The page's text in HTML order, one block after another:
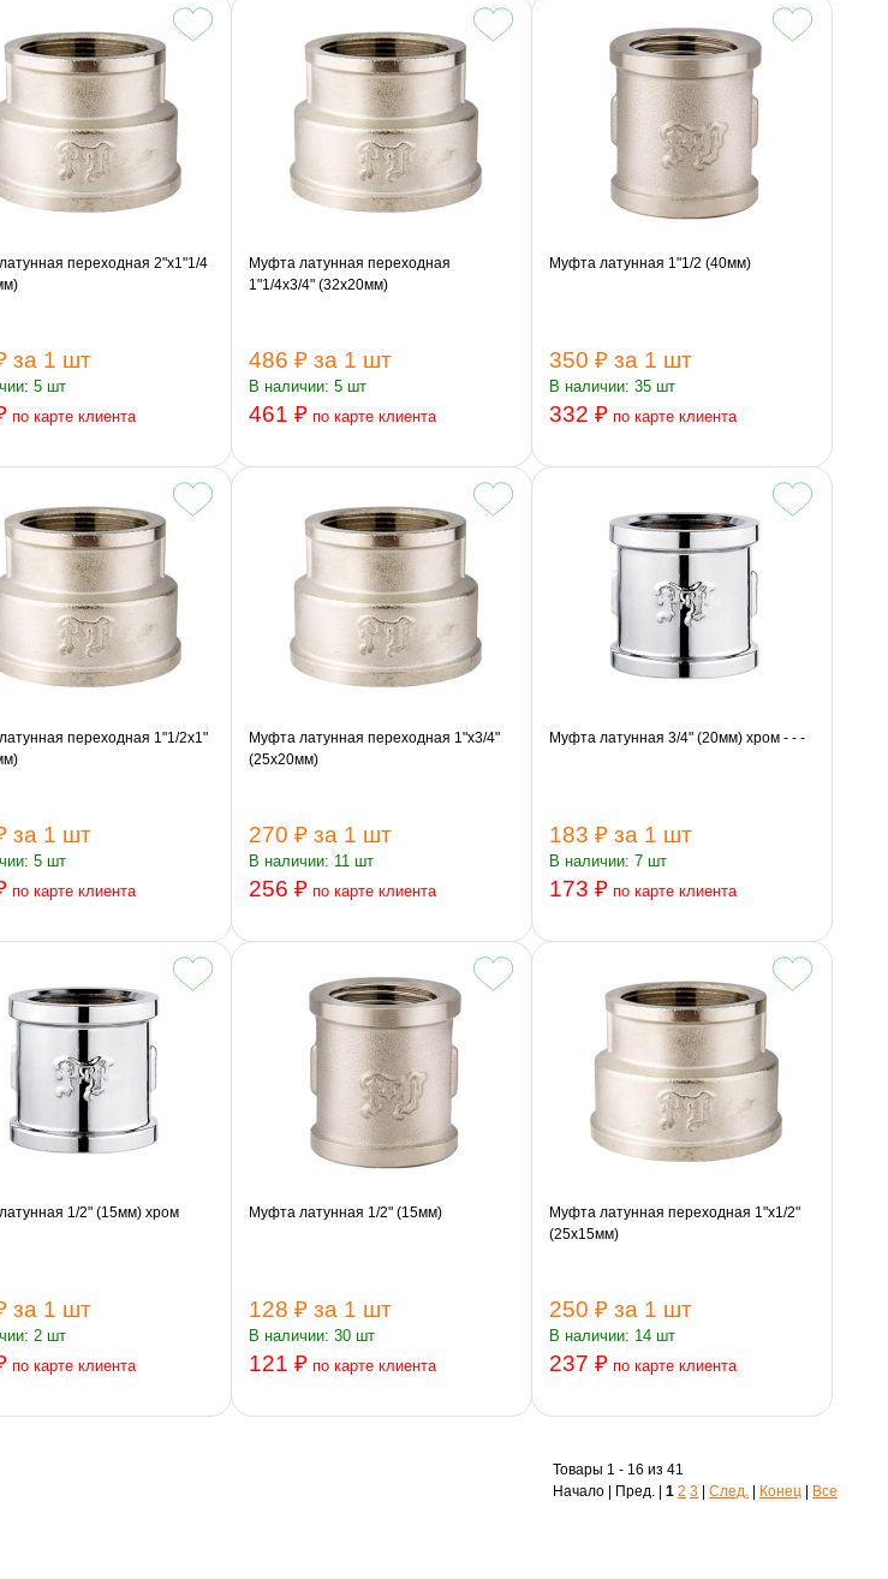
переходная 2"х1"1/4
за 1 шт
5 шт
по карте клиента
Муфта латунная переходная
1"1/4х3/4" (32х20мм)
486 ₽ за 1 шт
В наличии: 5 шт
461 ₽ по карте клиента
Муфта латунная 1"1/2 (40мм)
350 ₽ за 1 шт
В наличии: 35 шт
332 ₽ по карте клиента
переходная 1"1/2х1"
за 1 шт
5 шт
по карте клиента
Муфта латунная переходная 1"х3/4"
(25х20мм)
270 ₽ за 1 шт
В наличии: 11 шт
256 ₽ по карте клиента
Муфта латунная 3/4" (20мм) хром - - -
183 ₽ за 1 шт
В наличии: 7 шт
173 ₽ по карте клиента
1/2" (15мм) хром
за 1 шт
2 шт
по карте клиента
Муфта латунная 1/2" (15мм)
128 ₽ за 1 шт
В наличии: 30 шт
121 ₽ по карте клиента
Муфта латунная переходная 1"х1/2"
(25х15мм)
250 ₽ за 1 шт
В наличии: 14 шт
237 ₽ по карте клиента
Товары 1 - 16 из 41
Начало | Пред. | 1 2 3 | След. | Конец | Все